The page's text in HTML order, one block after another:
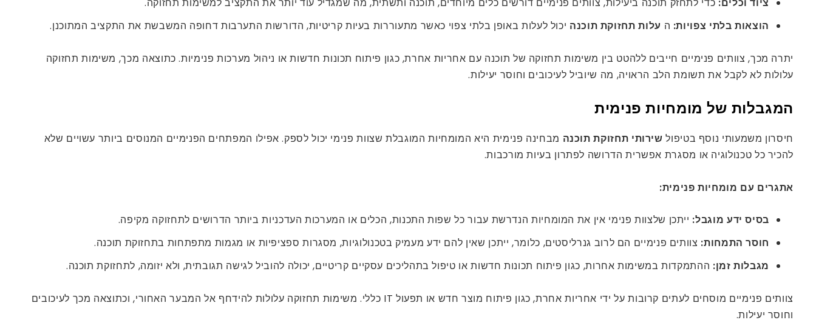
הוצאות בלתי צפויות: ה עלות תחזוקת תוכנה יכול לעלות באופן בלתי צפוי כאשר מתעוררות בעיות קריטיות, הדורשות התערבות דחופה המשבשת את התקציב המתוכנן.
יתרה מכך, צוותים פנימיים חייבים ללהטט בין משימות תחזוקה של תוכנה עם אחריות אחרת, כגון פיתוח תכונות חדשות או ניהול מערכות פנימיות. כתוצאה מכך, משימות תחזוקה
עלולות לא לקבל את תשומת הלב הראויה, מה שיוביל לעיכובים וחוסר יעילות.
המגבלות של מומחיות פנימית
חיסרון משמעותי נוסף בטיפול שירותי תחזוקת תוכנה מבחינה פנימית היא המומחיות המוגבלת שצוות פנימי יכול לספק. אפילו המפתחים הפנימיים המנוסים ביותר עשויים שלא
להכיר כל טכנולוגיה או מסגרת אפשרית הדרושה לפתרון בעיות מורכבות.
אתגרים עם מומחיות פנימית:
בסיס ידע מוגבל: ייתכן שלצוות פנימי אין את המומחיות הנדרשת עבור כל שפות התכנות, הכלים או המערכות העדכניות ביותר הדרושים לתחזוקה מקיפה.
חוסר התמחות: צוותים פנימיים הם לרוב גנרליסטים, כלומר, ייתכן שאין להם ידע מעמיק בטכנולוגיות, מסגרות ספציפיות או מגמות מתפתחות בתחזוקת תוכנה.
מגבלות זמן: ההתמקדות במשימות אחרות, כגון פיתוח תכונות חדשות או טיפול בתהליכים עסקיים קריטיים, יכולה להוביל לגישה תגובתית, ולא יזומה, לתחזוקת תוכנה.
צוותים פנימיים מוסחים לעתים קרובות על ידי אחריות אחרת, כגון פיתוח מוצר חדש או תפעול IT כללי. משימות תחזוקה עלולות להידחף אל המבער האחורי, וכתוצאה מכך לעיכובים
וחוסר יעילות.